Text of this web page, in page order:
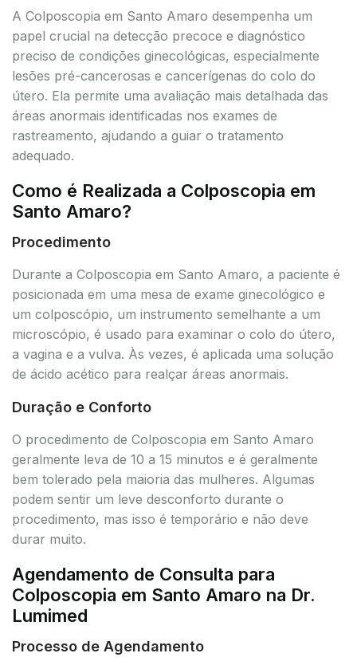
A Colposcopia em Santo Amaro desempenha um
papel crucial na detecção precoce e diagnóstico
preciso de condições ginecológicas, especialmente
lesões pré-cancerosas e cancerígenas do colo do
útero. Ela permite uma avaliação mais detalhada das
áreas anormais identificadas nos exames de
rastreamento, ajudando a guiar o tratamento
adequado.
Como é Realizada a Colposcopia em
Santo Amaro?
Procedimento
Durante a Colposcopia em Santo Amaro, a paciente é
posicionada em uma mesa de exame ginecológico e
um colposcópio, um instrumento semelhante a um
microscópio, é usado para examinar o colo do útero,
a vagina e a vulva. Às vezes, é aplicada uma solução
de ácido acético para realçar áreas anormais.
Duração e Conforto
O procedimento de Colposcopia em Santo Amaro
geralmente leva de 10 a 15 minutos e é geralmente
bem tolerado pela maioria das mulheres. Algumas
podem sentir um leve desconforto durante o
procedimento, mas isso é temporário e não deve
durar muito.
Agendamento de Consulta para
Colposcopia em Santo Amaro na Dr.
Lumimed
Processo de Agendamento